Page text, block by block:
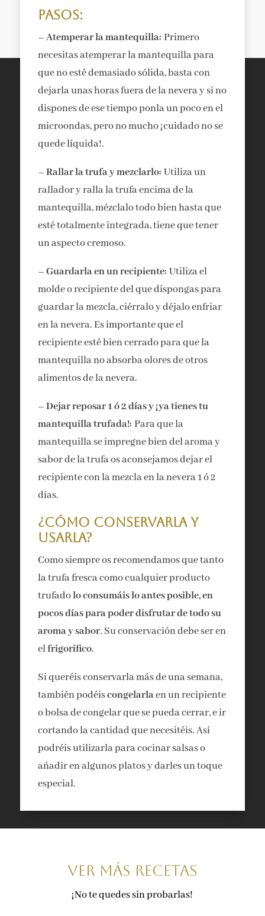
Pasos:
– Atemperar la mantequilla: Primero
necesitas atemperar la mantequilla para
que no esté demasiado sólida, basta con
dejarla unas horas fuera de la nevera y si no
dispones de ese tiempo ponla un poco en el
microondas, pero no mucho ¡cuidado no se
quede líquida!.
– Rallar la trufa y mezclarlo: Utiliza un
rallador y ralla la trufa encima de la
mantequilla, mézclalo todo bien hasta que
esté totalmente integrada, tiene que tener
un aspecto cremoso.
– Guardarla en un recipiente: Utiliza el
molde o recipiente del que dispongas para
guardar la mezcla, ciérralo y déjalo enfriar
en la nevera. Es importante que el
recipiente esté bien cerrado para que la
mantequilla no absorba olores de otros
alimentos de la nevera.
– Dejar reposar 1 ó 2 días y ¡ya tienes tu
mantequilla trufada!: Para que la
mantequilla se impregne bien del aroma y
sabor de la trufa os aconsejamos dejar el
recipiente con la mezcla en la nevera 1 ó 2
días.
¿Cómo conservarla y
usarla?
Como siempre os recomendamos que tanto
la trufa fresca como cualquier producto
trufadolo consumáis lo antes posible, en
pocos días para poder disfrutar de todo su
aroma y sabor. Su conservación debe ser en
elfrigorífico.
Si queréis conservarla más de una semana,
también podéiscongelarlaen un recipiente
o bolsa de congelar que se pueda cerrar, e ir
cortando la cantidad que necesitéis. Así
podréis utilizarla para cocinar salsas o
añadir en algunos platos y darles un toque
especial.
VER Más recetas
¡No te quedes sin probarlas!